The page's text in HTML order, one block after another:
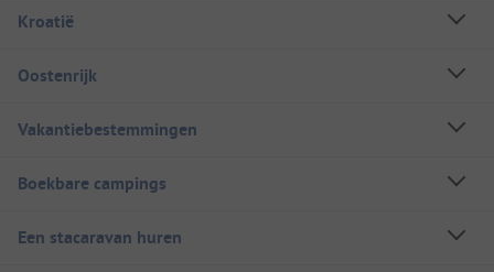
Kroatië
Oostenrijk
Vakantiebestemmingen
Boekbare campings
Een stacaravan huren